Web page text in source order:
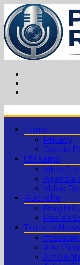
al
contenuto
Home
Privacy
Cookie
Chi siamo
Vibra
Agenzia
Video
Rubriche
Borghi
Paola's
Tutte le News
Alto